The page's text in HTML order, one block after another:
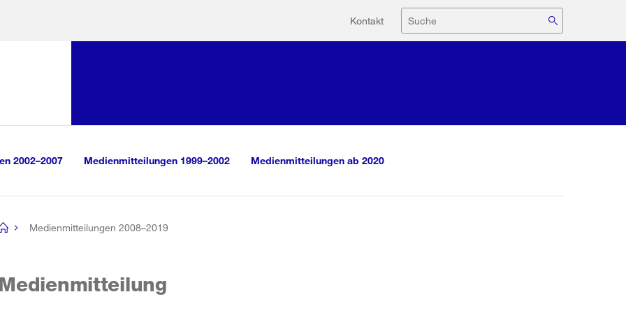
Hilfsnavigation
Kontakt Suche
2002–2007 Medienmitteilungen 1999–2002 Medienmitteilungen ab 2020
Medienmitteilungen 2008–2019